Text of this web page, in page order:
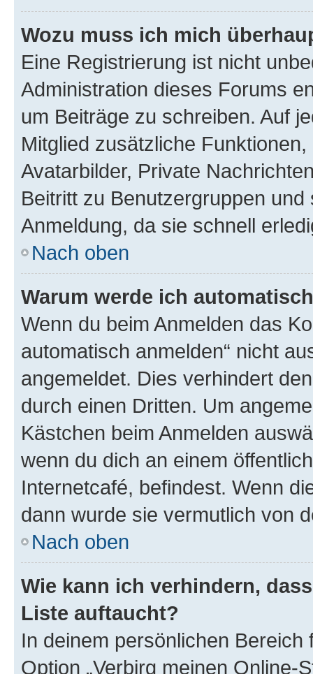
Wozu muss ich mich
Eine Registrierung ist nicht
Administration dieses Forums
um Beiträge zu schreiben. Auf
Mitglied zusätzliche
Avatarbilder, Private
Beitritt zu Benutzergruppen
Anmeldung, da sie schnell
Nach oben
Warum werde ich
Wenn du beim Anmelden das
automatisch anmelden“ nicht
angemeldet. Dies verhindert
durch einen Dritten. Um
Kästchen beim Anmelden
wenn du dich an einem
Internetcafé, befindest. Wenn
dann wurde sie vermutlich von
Nach oben
Wie kann ich verhindern,
Liste auftaucht?
In deinem persönlichen
Option „Verbirg meinen Online-